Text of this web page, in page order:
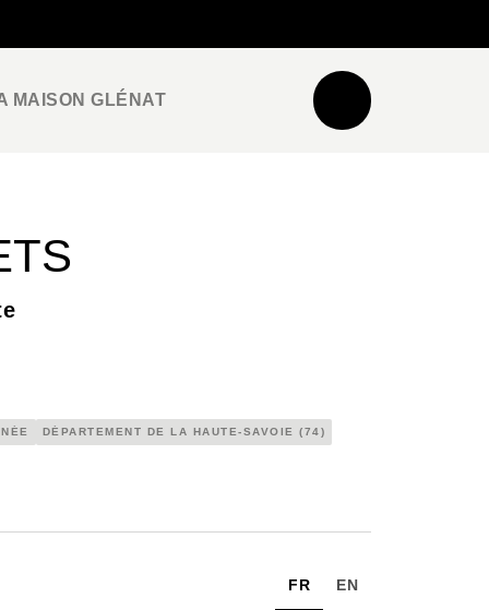
MAISON GLÉNAT
DÉPARTEMENT DE LA HAUTE-SAVOIE (74)
FR EN